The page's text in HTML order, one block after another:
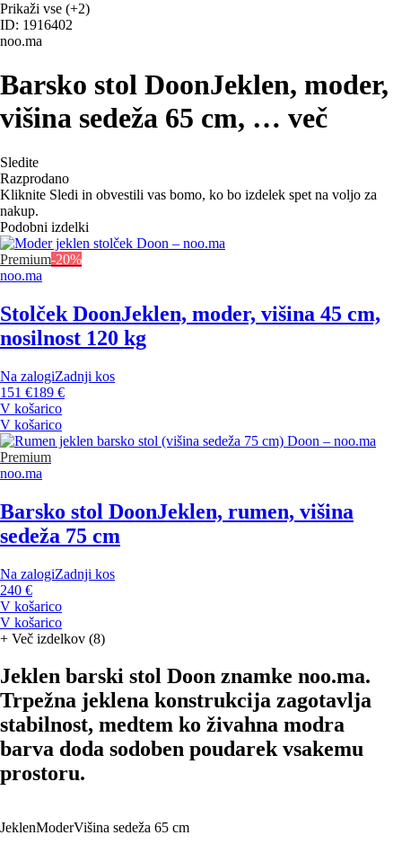
Prikaži vse (+2)
ID: 1916402
noo.ma
Barsko stol DoonJeklen, moder,
višina sedeža 65 cm, … več
Sledite
Razprodano
Kliknite Sledi in obvestili vas bomo, ko bo izdelek spet na voljo za
nakup.
Podobni izdelki
Premium-20%
noo.ma
Stolček DoonJeklen, moder, višina 45 cm,
nosilnost 120 kg
Na zalogiZadnji kos
151 €189 €
V košarico
V košarico
Premium
noo.ma
Barsko stol DoonJeklen, rumen, višina
sedeža 75 cm
Na zalogiZadnji kos
240 €
V košarico
V košarico
+ Več izdelkov (8)
Jeklen barski stol Doon znamke noo.ma.
Trpežna jeklena konstrukcija zagotavlja
stabilnost, medtem ko živahna modra
barva doda sodoben poudarek vsakemu
prostoru.
JeklenModerVišina sedeža 65 cm